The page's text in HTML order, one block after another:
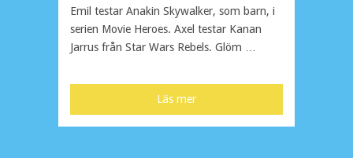
Emil testar Anakin Skywalker, som barn, i
serien Movie Heroes. Axel testar Kanan
Jarrus från Star Wars Rebels. Glöm …
Läs mer